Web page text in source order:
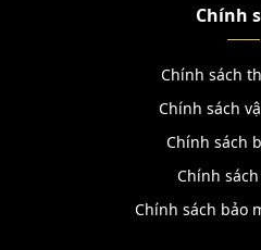
Chính
Chính sách
Chính sách
Chính sách
Chính
Chính sách bảo